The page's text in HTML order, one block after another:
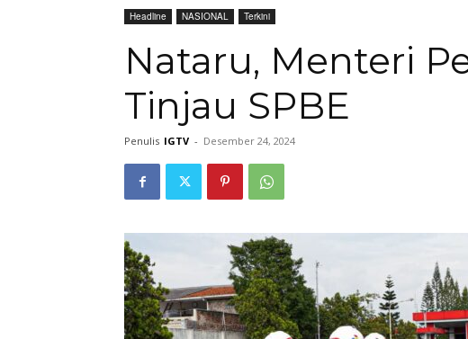
Headline NASIONAL Terkini
Nataru, Menteri
Tinjau SPBE
Penulis IGTV - Desember 24, 2024